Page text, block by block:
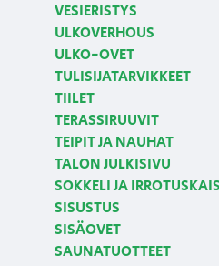
VESIERISTYS
ULKOVERHOUS
ULKO-OVET
TULISIJATARVIKKEET
TIILET
TERASSIRUUVIT
TEIPIT JA NAUHAT
TALON JULKISIVU
SOKKELI JA
SISUSTUS
SISÄOVET
SAUNATUOTTEET